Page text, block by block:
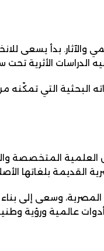
بدأ يسعى
الأثرية تحت
البحثية التي تمكّنه
المتخصصة
القديمة بلغاتها
المصرية، وسعى إلى
عالمية ورؤية